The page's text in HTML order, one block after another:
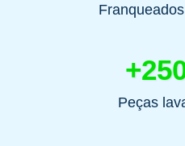
Peças